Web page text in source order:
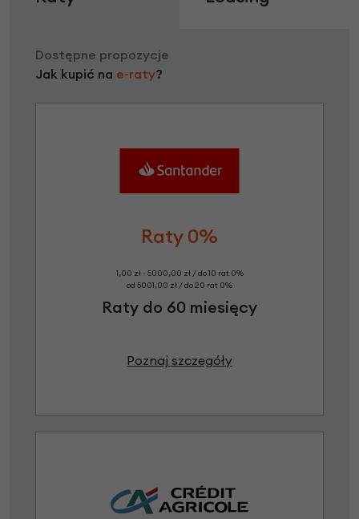
Dostępne propozycje
Jak kupić na e-raty?
Raty 0%
1,00 zł - 5000,00 zł / do 10 rat 0%
od 5001,00 zł / do 20 rat 0%
Raty do 60 miesięcy
Poznaj szczegóły